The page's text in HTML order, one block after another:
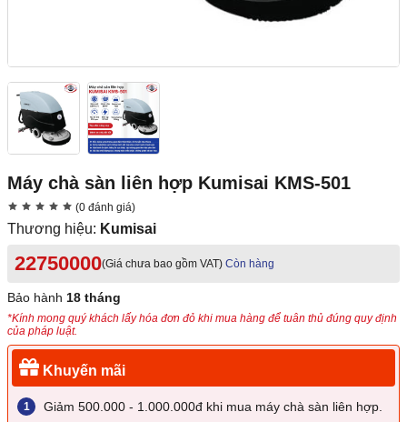
Máy chà sàn liên hợp Kumisai KMS-501
(0 đánh giá)
Thương hiệu: Kumisai
22750000(Giá chưa bao gồm VAT) Còn hàng
Bảo hành 18 tháng
*Kính mong quý khách lấy hóa đơn đỏ khi mua hàng để tuân thủ đúng quy định
của pháp luật.
Khuyến mãi
Giảm 500.000 - 1.000.000đ khi mua máy chà sàn liên hợp.